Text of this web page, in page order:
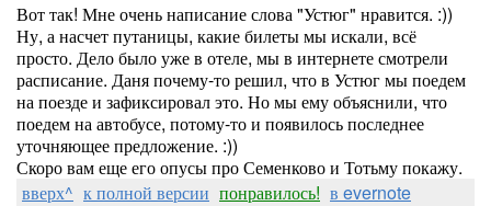
Вот так! Мне очень написание слова "Устюг" нравится. :))
Ну, а насчет путаницы, какие билеты мы искали, всё
просто. Дело было уже в отеле, мы в интернете смотрели
расписание. Даня почему-то решил, что в Устюг мы поедем
на поезде и зафиксировал это. Но мы ему объяснили, что
поедем на автобусе, потому-то и появилось последнее
уточняющее предложение. :))
Скоро вам еще его опусы про Семенково и Тотьму покажу.
вверх^ к полной версии понравилось! в evernote